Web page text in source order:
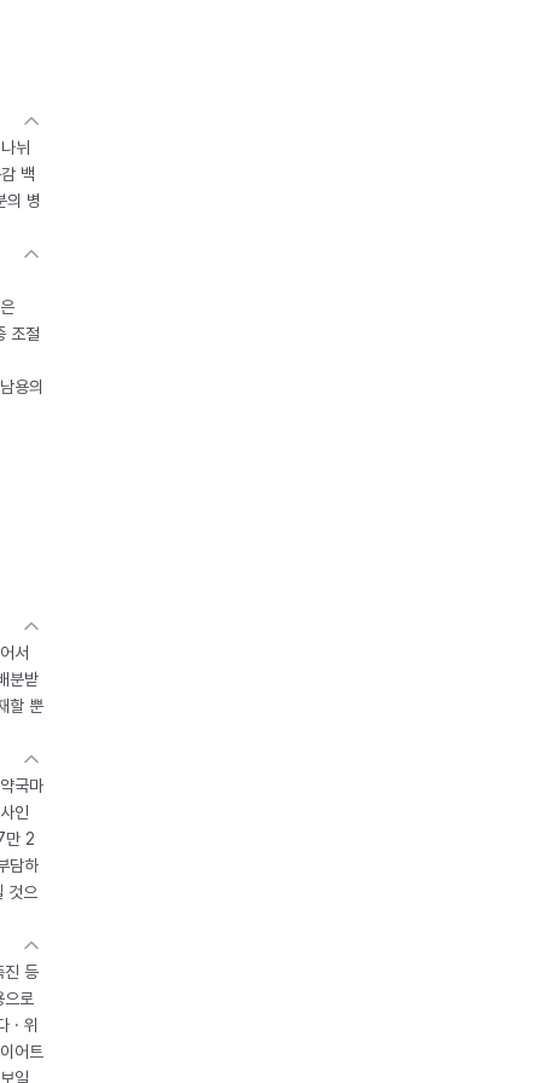
뉘
백
의 병
조절
용의
서
분받
할 뿐
국마
인
만 2
담하
것으
진 등
로
· 위
어트
일